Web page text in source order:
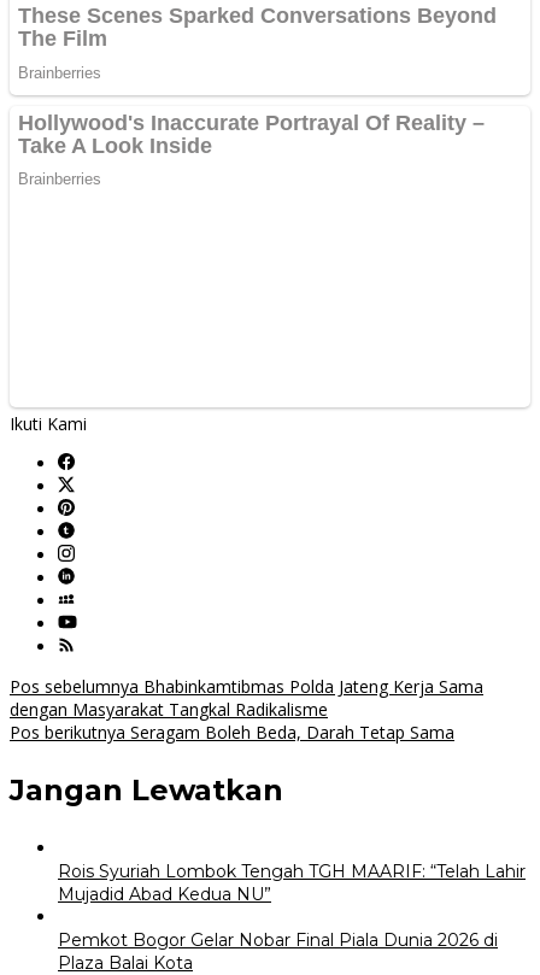
Ikuti Kami
Navigasi
pos
Pos sebelumnya Bhabinkamtibmas Polda Jateng Kerja Sama
dengan Masyarakat Tangkal Radikalisme
Pos berikutnya Seragam Boleh Beda, Darah Tetap Sama
Jangan Lewatkan
Rois Syuriah Lombok Tengah TGH MAARIF: “Telah Lahir
Mujadid Abad Kedua NU”
Pemkot Bogor Gelar Nobar Final Piala Dunia 2026 di
Plaza Balai Kota